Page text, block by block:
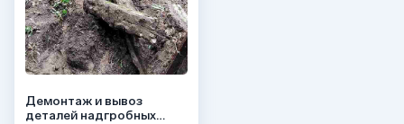
Демонтаж и вывоз
деталей надгробных